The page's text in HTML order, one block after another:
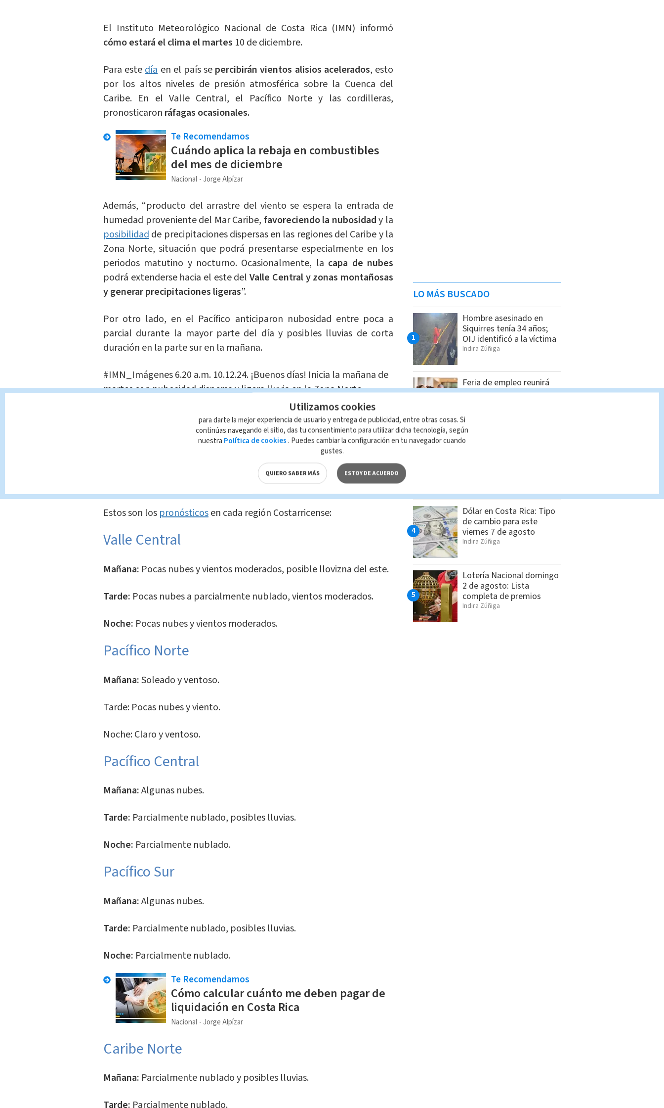
El Instituto Meteorológico Nacional de Costa Rica (IMN) informó
cómo estará el clima el martes 10 de diciembre.
Para estedía en el país se percibirán vientos alisios acelerados, esto
por los altos niveles de presión atmosférica sobre la Cuenca del
Caribe. En el Valle Central, el Pacífico Norte y las cordilleras,
pronosticaron ráfagas ocasionales.
Te Recomendamos
Cuándo aplica la rebaja en combustibles
del mes de diciembre
Nacional Jorge Alpízar
Además, “producto del arrastre del viento se espera la entrada de
humedad proveniente del Mar Caribe, favoreciendo la nubosidady la
posibilidadde precipitaciones dispersas en las regiones del Caribe y la
Zona Norte, situación que podrá presentarse especialmente en los
periodos matutino y nocturno. Ocasionalmente, la capa de nubes
podrá extenderse hacia el este del Valle Central y zonas montañosas
y generar precipitaciones ligeras”.
Por otro lado, en el Pacífico anticiparon nubosidad entre poca a
parcial durante la mayor parte del día y posibles lluvias de corta
duración en la parte sur en la mañana.
#IMN_Imágenes6.20 a.m. 10.12.24. ¡Buenos días! Inicia la mañana de
martes con nubosidad dispersa y ligera lluvia en la Zona Norte,
Caribe, provincia de Cartago, Pacífico Sur, norte de Guanacaste y el
sur de la Península de Nicoya. El resto del país con poca cobertura
pic.twitter.com/P8WWp8jCfn
¿Cuáles son los pronósticos para cada región?
Estos son los pronósticosen cada región Costarricense:
Valle Central
Mañana: Pocas nubes y vientos moderados, posible llovizna del este.
Tarde: Pocas nubes a parcialmente nublado, vientos moderados.
Noche: Pocas nubes y vientos moderados.
Pacífico Norte
Mañana:Soleado y ventoso.
Tarde: Pocas nubes y viento.
Noche: Claro y ventoso.
Pacífico Central
Mañana:Algunas nubes.
Tarde: Parcialmente nublado, posibles lluvias.
Noche: Parcialmente nublado.
Pacífico Sur
Mañana:Algunas nubes.
Tarde: Parcialmente nublado, posibles lluvias.
Noche: Parcialmente nublado.
Te Recomendamos
Cómo calcular cuánto me deben pagar de
liquidación en Costa Rica
Nacional Jorge Alpízar
Caribe Norte
Mañana: Parcialmente nublado y posibles lluvias.
Tarde: Parcialmente nublado.
LO MÁS BUSCADO
Hombre asesinado en
Siquirres tenía 34 años;
OIJ identificó a la víctima
Indira Zúñiga
Feria de empleo reunirá
más de 1.000 vacantes en
Salud confirma 14 casos
Dólar en Costa Rica: Tipo
de cambio para este
viernes 7 de agosto
Indira Zúñiga
Lotería Nacional domingo
2 de agosto: Lista
completa de premios
Indira Zúñiga
Utilizamos cookies
para darte la mejor experiencia de usuario y entrega de publicidad, entre otras cosas. Si
continúas navegando el sitio, das tu consentimiento para utilizar dicha tecnología, según
nuestra Política de cookies . Puedes cambiar la configuración en tu navegador cuando
gustes.
QUIERO SABER MÁS ESTOY DE ACUERDO